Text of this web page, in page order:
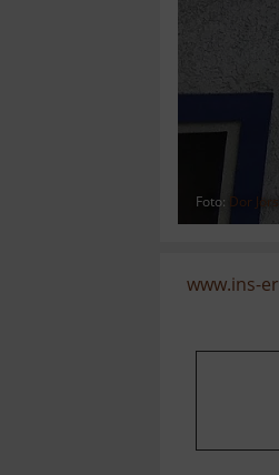
Foto: Dor
www.ins-